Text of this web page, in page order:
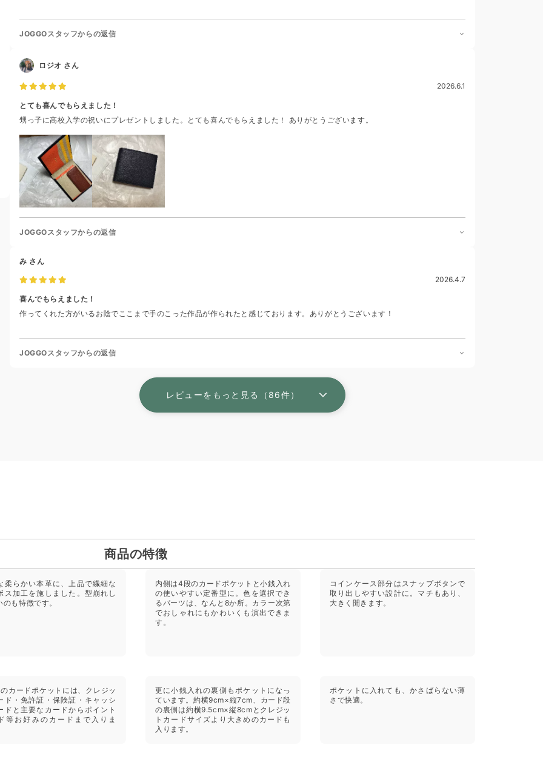
JOGGOスタッフからの返信
ロジオ さん
2026.6.1
とても喜んでもらえました！
甥っ子に高校入学の祝いにプレゼントしました。とても喜んでもらえました！ ありがとうございます。
JOGGOスタッフからの返信
み さん
2026.4.7
喜んでもらえました！
作ってくれた方がいるお陰でここまで手のこった作品が作られたと感じております。ありがとうございます！
JOGGOスタッフからの返信
レビューをもっと見る（86件）
商品の特徴
柔らかい本革に、上品で繊細な
ス加工を施しました。型崩れし
のも特徴です。
内側は4段のカードポケットと小銭入れ
の使いやすい定番型に。色を選択でき
るパーツは、なんと8か所。カラー次第
でおしゃれにもかわいくも演出できま
す。
コインケース部分はスナップボタンで
取り出しやすい設計に。マチもあり、
大きく開きます。
カードポケットには、クレジッ
ド・免許証・保険証・キャッシ
ドと主要なカードからポイント
等お好みのカードまで入りま
更に小銭入れの裏側もポケットになっ
ています。約横9cm×縦7cm、カード段
の裏側は約横9.5cm×縦8cmとクレジッ
トカードサイズより大きめのカードも
入ります。
ポケットに入れても、かさばらない薄
さで快適。